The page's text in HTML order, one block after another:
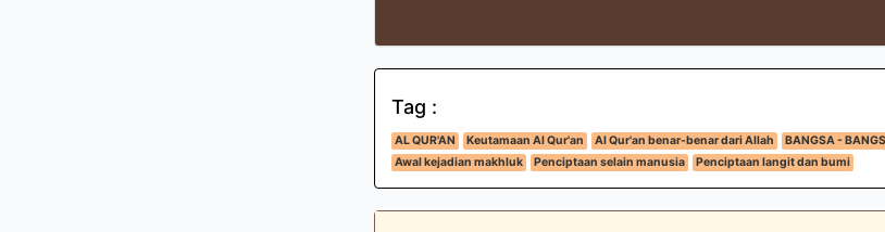
Tag :
AL QUR'AN Keutamaan Al Qur'an Al Qur'an benar-benar dari Allah
BANGSA -
Awal kejadian makhluk
Penciptaan selain manusia Penciptaan langit dan bumi